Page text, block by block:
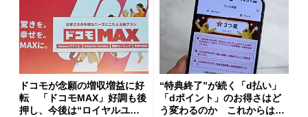
ドコモが念願の増収増益に好
転 「ドコモMAX」好調も後
押し、今後は“ロイヤルユー
“特典終了”が続く「d払い」
「dポイント」のお得さはど
う変わるのか これからは